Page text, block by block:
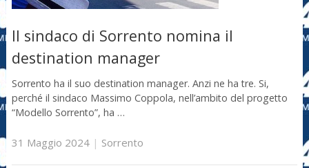
Il sindaco di Sorrento nomina il
destination manager
Sorrento ha il suo destination manager. Anzi ne ha tre. Si,
perché il sindaco Massimo Coppola, nell’ambito del progetto
“Modello Sorrento”, ha …
31 Maggio 2024| Sorrento